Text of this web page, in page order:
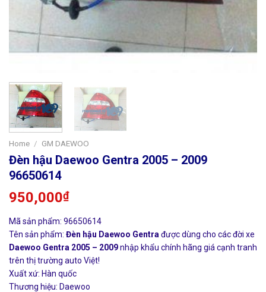
Home / GM DAEWOO
Đèn hậu Daewoo Gentra 2005 – 2009
96650614
950,000₫
Mã sản phẩm: 96650614
Tên sản phẩm: Đèn hậu Daewoo Gentra được dùng cho các đời xe
Daewoo Gentra 2005 – 2009nhập khẩu chính hãng giá cạnh tranh
trên thị trường auto Việt!
Xuất xứ: Hàn quốc
Thương hiệu: Daewoo